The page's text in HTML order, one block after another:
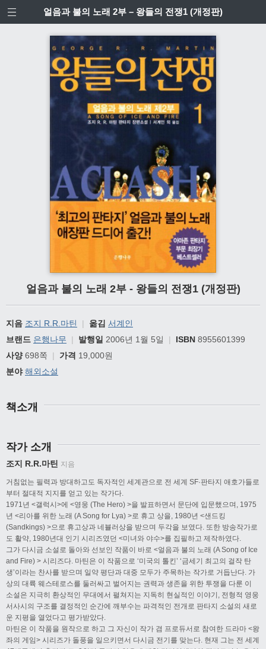
얼음과 불의 노래 2부 – 왕들의 전쟁1 (개정판)
얼음과 불의 노래 2부 - 왕들의 전쟁1 (개정판)
지음 조지 R.R.마틴 | 옮김 서계인
브랜드 은행나무 | 발행일 2006년 1월 5일 | ISBN 8955601399
사양698쪽 | 가격 19,000원
분야 해외소설
책소개
작가 소개
조지 R.R.마틴 지음
거침없는 필력과 방대하고도 독자적인 세계관으로 전 세계 SF·판타지 애호가들로
부터 절대적 지지를 얻고 있는 작가다.
1971년 <갤럭시>에 <영웅 (The Hero) >을 발표하면서 문단에 입문했으며, 1975
년 <리아를 위한 노래 (A Song for Lya) >로 휴고 상을, 1980년 <샌드킹
(Sandkings) >으로 휴고상과 네뷸러상을 받으며 두각을 보였다. 또한 방송작가로
도 활약, 1980년대 인기 시리즈였던 <미녀와 야수>를 집필하고 제작하였다.
그가 다시금 소설로 돌아와 선보인 작품이 바로 <얼음과 불의 노래 (A Song of Ice
and Fire) > 시리즈다. 마틴은 이 작품으로 ‘미국의 톨킨’ ‘금세기 최고의 걸작 탄
생’이라는 찬사를 받으며 일약 평단과 대중 모두가 주목하는 작가로 거듭난다. 가
상의 대륙 웨스테로스를 둘러싸고 벌어지는 권력과 생존을 위한 투쟁을 다룬 이
소설은 지극히 환상적인 무대에서 펼쳐지는 지독히 현실적인 이야기, 전형적 영웅
서사시의 구조를 결정적인 순간에 깨부수는 파격적인 전개로 판타지 소설의 새로
운 지평을 열었다고 평가받았다.
마틴은 이 작품을 원작으로 하고 그 자신이 작가 겸 프로듀서로 참여한 드라마 <왕
좌의 게임> 시리즈가 돌풍을 일으키면서 다시금 전기를 맞는다. 현재 그는 전 세계